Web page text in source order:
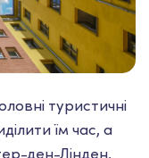
туристичні
їм час, а
ден-Лінден,